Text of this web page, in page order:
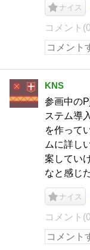
ナイス
コメント
KNS
参画中の
ステム導
を作って
ムに詳し
案してい
なと感じた
ナイス
コメント